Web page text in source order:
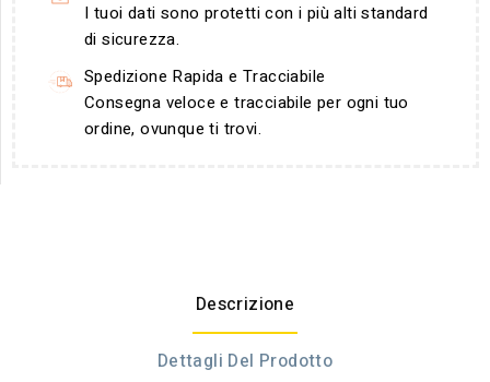
I tuoi dati sono protetti con i più alti standard
di sicurezza.
Spedizione Rapida e Tracciabile
Consegna veloce e tracciabile per ogni tuo
ordine, ovunque ti trovi.
Descrizione
Dettagli Del Prodotto